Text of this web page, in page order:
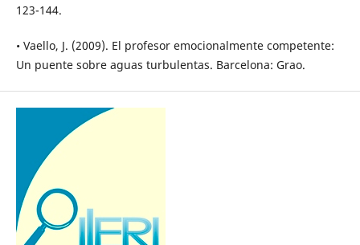
123-144.
• Vaello, J. (2009). El profesor emocionalmente competente:
Un puente sobre aguas turbulentas. Barcelona: Grao.